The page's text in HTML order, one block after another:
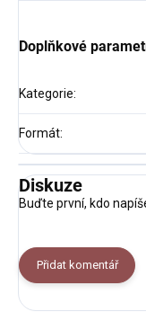
Doplňkové
Kategorie:
Formát:
Diskuze
Buďte první, kdo
Přidat komentář